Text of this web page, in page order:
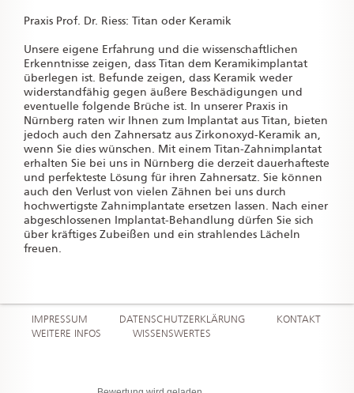
Praxis Prof. Dr. Riess: Titan oder Keramik
Unsere eigene Erfahrung und die wissenschaftlichen
Erkenntnisse zeigen, dass Titan dem Keramikimplantat
überlegen ist. Befunde zeigen, dass Keramik weder
widerstandfähig gegen äußere Beschädigungen und
eventuelle folgende Brüche ist. In unserer Praxis in
Nürnberg raten wir Ihnen zum Implantat aus Titan, bieten
jedoch auch den Zahnersatz aus Zirkonoxyd-Keramik an,
wenn Sie dies wünschen. Mit einem Titan-Zahnimplantat
erhalten Sie bei uns in Nürnberg die derzeit dauerhafteste
und perfekteste Lösung für ihren Zahnersatz. Sie können
auch den Verlust von vielen Zähnen bei uns durch
hochwertigste Zahnimplantate ersetzen lassen. Nach einer
abgeschlossenen Implantat-Behandlung dürfen Sie sich
über kräftiges Zubeißen und ein strahlendes Lächeln
freuen.
IMPRESSUM DATENSCHUTZERKLÄRUNG
KONTAKT
WEITERE INFOS
WISSENSWERTES